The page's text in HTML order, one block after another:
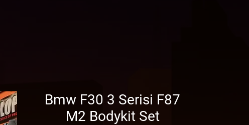
Bmw F30 3 Serisi F87
M2 Bodykit Set